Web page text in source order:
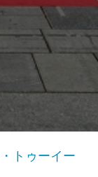
トゥーイー